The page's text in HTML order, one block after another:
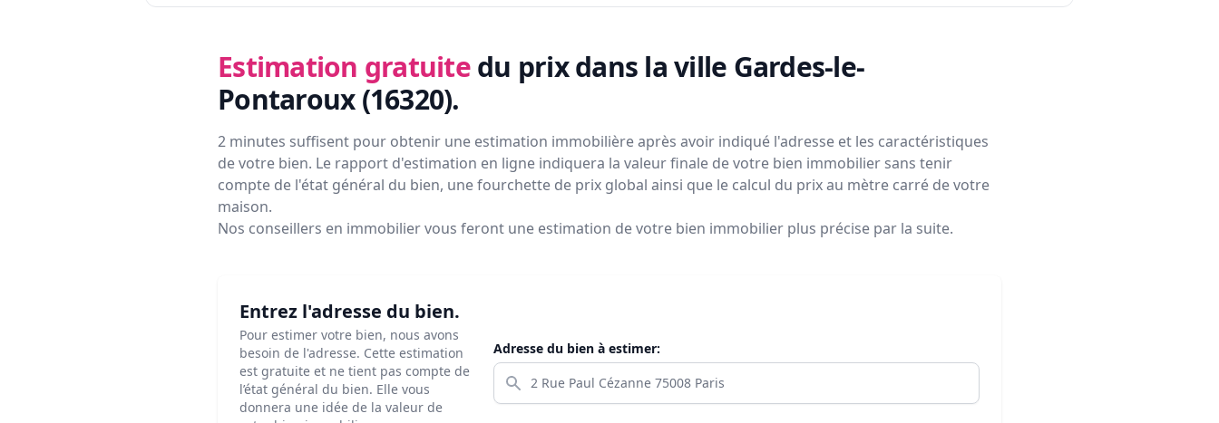
Estimation gratuite du prixdans la ville Gardes-le-
Pontaroux (16320).
2 minutes suffisent pour obtenir une estimation immobilière après avoir indiqué l'adresse et les caractéristiques
de votre bien. Le rapport d'estimation en ligne indiquera la valeur finale de votre bien immobilier sans tenir
compte de l'état général du bien, une fourchette de prix global ainsi que le calcul du prix au mètre carré de votre
maison.
Nos conseillers en immobilier vous feront une estimation de votre bien immobilier plus précise par la suite.
Entrez l'adresse du bien.
Pour estimer votre bien, nous avons
besoin de l'adresse. Cette estimation
est gratuite et ne tient pas compte de
l’état général du bien. Elle vous
donnera une idée de la valeur de
Adresse du bien à estimer: